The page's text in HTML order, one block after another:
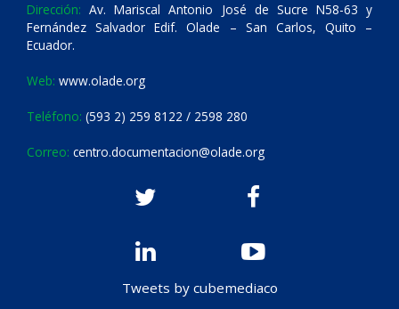
Dirección: Av. Mariscal Antonio José de Sucre N58-63 y
Fernández Salvador Edif. Olade – San Carlos, Quito –
Ecuador.
Web: www.olade.org
Teléfono: (593 2) 259 8122 / 2598 280
Correo: centro.documentacion@olade.org
Tweets by cubemediaco